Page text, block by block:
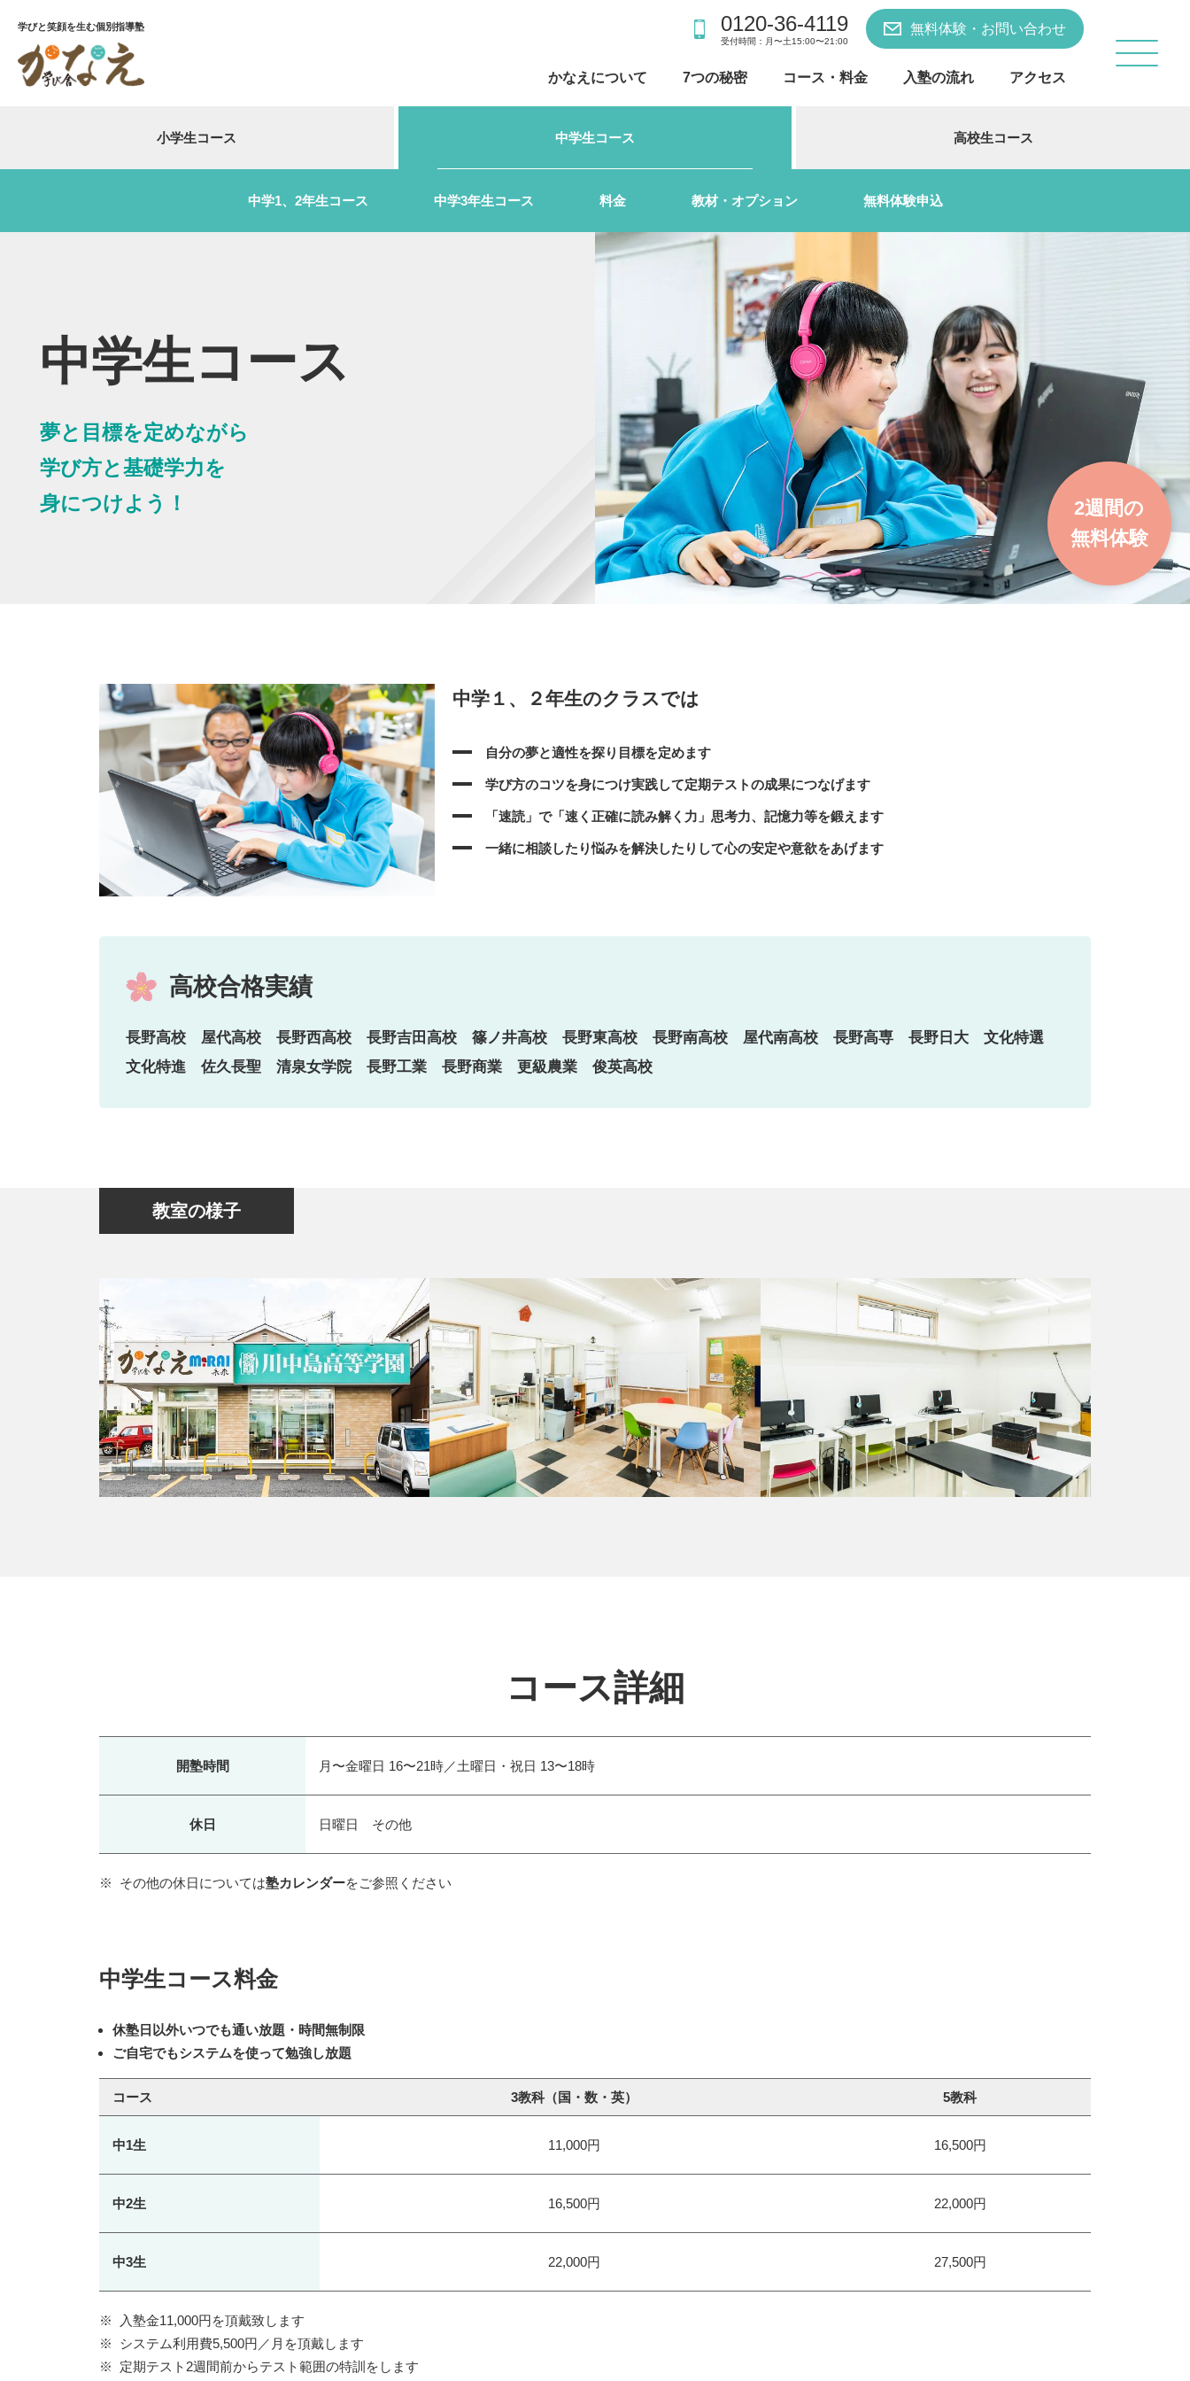
学びと笑顔を生む個別指導塾 0120-36-4119
受付時間：月〜土15:00〜21:00
無料体験・お問い合わせ
かなえについて 7つの秘密 コース・料金 入塾の流れ アクセス
小学生コース 中学生コース 高校生コース
中学1、2年生コース 中学3年生コース 料金 教材・オプション 無料体験申込
中学生コース
夢と目標を定めながら
学び方と基礎学力を
身につけよう！
2週間の
無料体験
中学１、２年生のクラスでは
自分の夢と適性を探り目標を定めます
学び方のコツを身につけ実践して定期テストの成果につなげます
「速読」で「速く正確に読み解く力」思考力、記憶力等を鍛えます
一緒に相談したり悩みを解決したりして心の安定や意欲をあげます
高校合格実績
長野高校 屋代高校 長野西高校 長野吉田高校 篠ノ井高校 長野東高校 長野南高校 屋代南高校 長野高専 長野日大 文化特選
文化特進 佐久長聖 清泉女学院 長野工業 長野商業 更級農業 俊英高校
教室の様子
コース詳細
開塾時間 月〜金曜日 16〜21時／土曜日・祝日 13〜18時
休日 日曜日 その他
その他の休日については塾カレンダーをご参照ください
中学生コース料金
休塾日以外いつでも通い放題・時間無制限
ご自宅でもシステムを使って勉強し放題
コース 3教科（国・数・英） 5教科
中1生 11,000円 16,500円
中2生 16,500円 22,000円
中3生 22,000円 27,500円
入塾金11,000円を頂戴致します
システム利用費5,500円／月を頂戴します
定期テスト2週間前からテスト範囲の特訓をします